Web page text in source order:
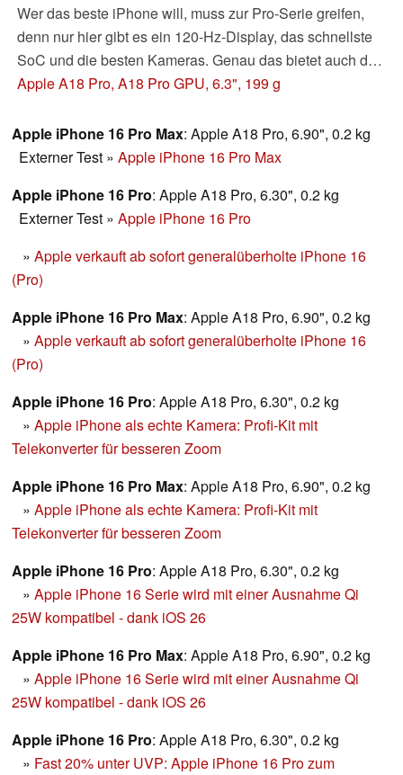
Wer das beste iPhone will, muss zur Pro-Serie greifen,
denn nur hier gibt es ein 120-Hz-Display, das schnellste
SoC und die besten Kameras. Genau das bietet auch das
iPhone 16 Pro, allerdings noch einiges mehr, denn nach
getan. Bei der Kameraausstatung zieht es sogar mit dem
iPhone 16 Pro Max gleich.
Apple A18 Pro, A18 Pro GPU, 6.3", 199 g
Apple iPhone 16 Pro Max: Apple A18 Pro, 6.90", 0.2 kg
Externer Test » Apple iPhone 16 Pro Max
Apple iPhone 16 Pro: Apple A18 Pro, 6.30", 0.2 kg
Externer Test » Apple iPhone 16 Pro
» Apple verkauft ab sofort generalüberholte iPhone 16
(Pro)
Apple iPhone 16 Pro Max: Apple A18 Pro, 6.90", 0.2 kg
» Apple verkauft ab sofort generalüberholte iPhone 16
(Pro)
Apple iPhone 16 Pro: Apple A18 Pro, 6.30", 0.2 kg
» Apple iPhone als echte Kamera: Profi-Kit mit
Telekonverter für besseren Zoom
Apple iPhone 16 Pro Max: Apple A18 Pro, 6.90", 0.2 kg
» Apple iPhone als echte Kamera: Profi-Kit mit
Telekonverter für besseren Zoom
Apple iPhone 16 Pro: Apple A18 Pro, 6.30", 0.2 kg
» Apple iPhone 16 Serie wird mit einer Ausnahme Qi
25W kompatibel - dank iOS 26
Apple iPhone 16 Pro Max: Apple A18 Pro, 6.90", 0.2 kg
» Apple iPhone 16 Serie wird mit einer Ausnahme Qi
25W kompatibel - dank iOS 26
Apple iPhone 16 Pro: Apple A18 Pro, 6.30", 0.2 kg
» Fast 20% unter UVP: Apple iPhone 16 Pro zum